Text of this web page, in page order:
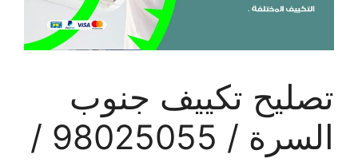
تصليح تكييف جنوب
السرة / 98025055 /